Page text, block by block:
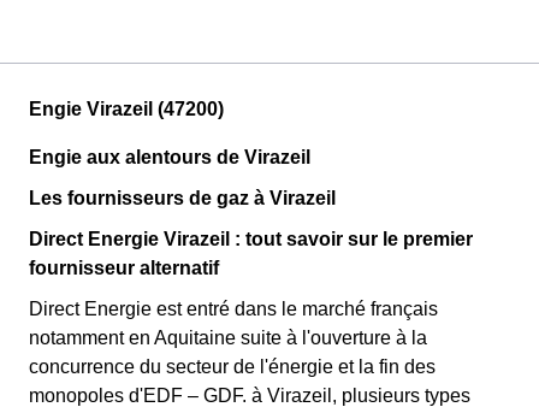
Engie Virazeil (47200)
Engie aux alentours de Virazeil
Les fournisseurs de gaz à Virazeil
Direct Energie Virazeil : tout savoir sur le premier
fournisseur alternatif
Direct Energie est entré dans le marché français
notamment en Aquitaine suite à l'ouverture à la
concurrence du secteur de l'énergie et la fin des
monopoles d'EDF – GDF. à Virazeil, plusieurs types